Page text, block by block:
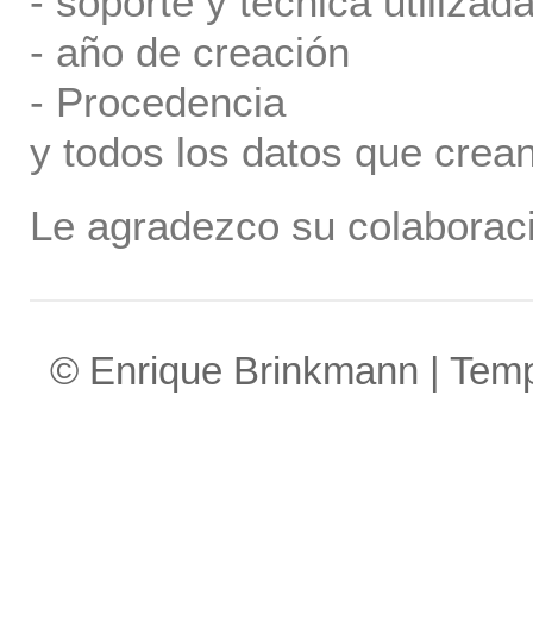
- año de creación
- Procedencia
y todos los datos que
Le agradezco su
© Enrique Brinkmann |